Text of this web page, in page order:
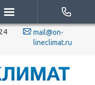
mail@on-
lineclimat.ru